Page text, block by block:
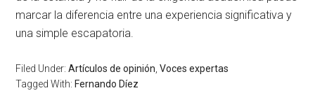
marcar la diferencia entre una experiencia significativa y
una simple escapatoria.
Filed Under:Artículos de opinión ,Voces expertas
Tagged With: Fernando Díez